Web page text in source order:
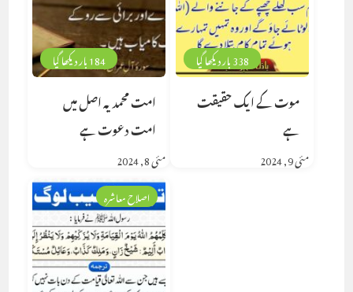
184 بار دیکھا گیا
امت محمدیہ اصل میں
امت دعوت ہے
مئی 8, 2024
338 بار دیکھا گیا
موت کے ایک حقیقت
ہے
مئی 9, 2024
اصلاح معاشرہ